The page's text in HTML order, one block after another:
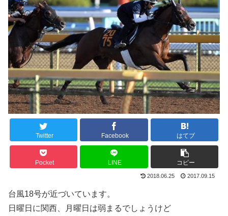
Twitter Facebook はてブ
Pocket LINE コピー
2018.06.25 2017.09.15
台風18号が近づいています。
日曜日に関西、月曜日は弱まるでしょうけど